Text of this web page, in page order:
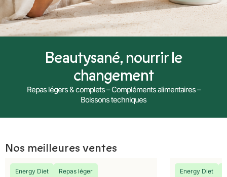
Beautysané, nourrir le
changement
Repas légers & complets – Compléments alimentaires –
Boissons techniques
Nos meilleures ventes
Energy Diet Repas léger Energy Diet